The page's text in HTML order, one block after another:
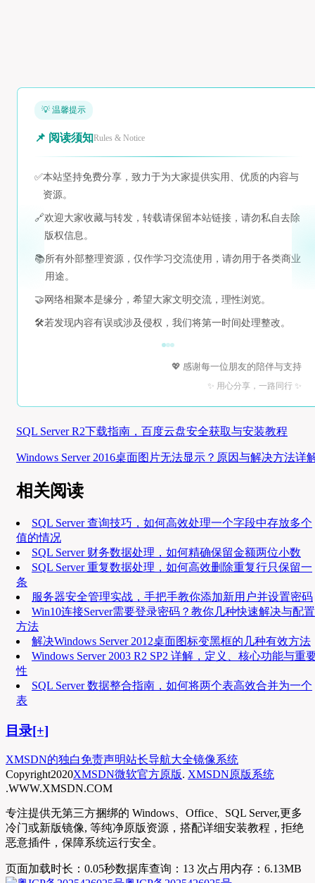
💡 温馨提示
📌 阅读须知Rules & Notice
✅本站坚持免费分享，致力于为大家提供实用、优质的内容与
资源。
🔗欢迎大家收藏与转发，转载请保留本站链接，请勿私自去除
版权信息。
📚所有外部整理资源，仅作学习交流使用，请勿用于各类商业
用途。
🤝 网络相聚本是缘分，希望大家文明交流，理性浏览。
🛠️若发现内容有误或涉及侵权，我们将第一时间处理整改。
💖 感谢每一位朋友的陪伴与支持
✨ 用心分享，一路同行 ✨
SQL Server R2下载指南，百度云盘安全获取与安装教程
Windows Server 2016桌面图片无法显示？原因与解决方法详
相关阅读
SQL Server 查询技巧，如何高效处理一个字段中存放多个
值的情况
SQL Server 财务数据处理，如何精确保留金额两位小数
SQL Server 重复数据处理，如何高效删除重复行只保留一
条
服务器安全管理实战，手把手教你添加新用户并设置密码
Win10连接Server需要登录密码？教你几种快速解决与配置
方法
解决Windows Server 2012桌面图标变黑框的几种有效方法
Windows Server 2003 R2 SP2 详解，定义、核心功能与重
性
SQL Server 数据整合指南，如何将两个表高效合并为一个
表
目录[+]
XMSDN的独白免责声明站长导航大全镜像系统
Copyright2020XMSDN微软官方原版. XMSDN原版系统
.WWW.XMSDN.COM
专注提供无第三方捆绑的 Windows、Office、SQL Server,更多
冷门或新版镜像, 等纯净原版资源，搭配详细安装教程，拒绝
恶意插件，保障系统运行安全。
页面加载时长：0.05秒数据库查询：13 次占用内存：6.13MB